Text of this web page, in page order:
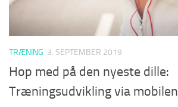
TRÆNING 3. SEPTEMBER 2019
Hop med på den nyeste dille:
Træningsudvikling via mobilen